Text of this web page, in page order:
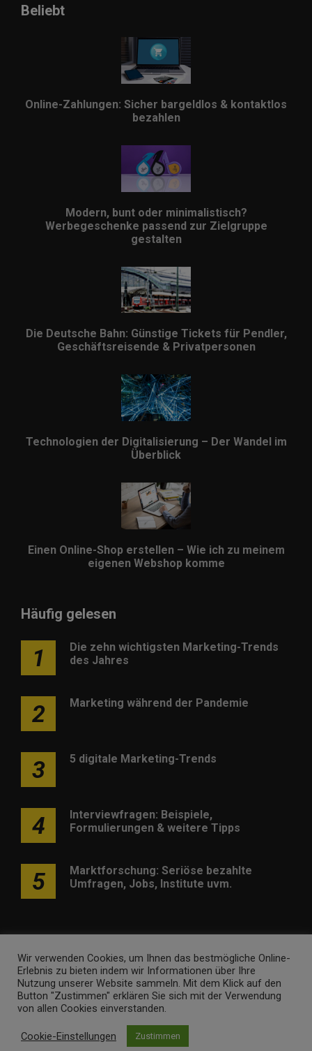
Beliebt
Online-Zahlungen: Sicher bargeldlos & kontaktlos
bezahlen
Modern, bunt oder minimalistisch?
Werbegeschenke passend zur Zielgruppe
gestalten
Die Deutsche Bahn: Günstige Tickets für Pendler,
Geschäftsreisende & Privatpersonen
Technologien der Digitalisierung – Der Wandel im
Überblick
Einen Online-Shop erstellen – Wie ich zu meinem
eigenen Webshop komme
Häufig gelesen
1
Die zehn wichtigsten Marketing-Trends
des Jahres
2 Marketing während der Pandemie
3 5 digitale Marketing-Trends
4
Interviewfragen: Beispiele,
Formulierungen & weitere Tipps
5
Marktforschung: Seriöse bezahlte
Umfragen, Jobs, Institute uvm.
Werben Kontakt Impressum Newsletter
marketing-trendinformationen.de • Marken- und
Volo Media.
Wir verwenden Cookies, um Ihnen das bestmögliche Online-
Erlebnis zu bieten indem wir Informationen über Ihre
Nutzung unserer Website sammeln. Mit dem Klick auf den
Button "Zustimmen" erklären Sie sich mit der Verwendung
von allen Cookies einverstanden.
Cookie-Einstellungen Zustimmen